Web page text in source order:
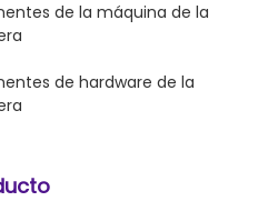
de la máquina de la
de hardware de la